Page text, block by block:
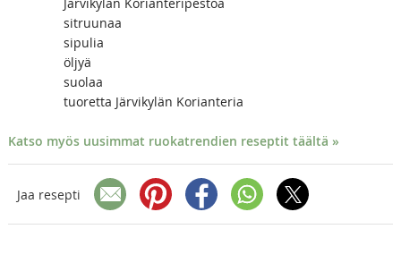
sitruunaa
sipulia
öljyä
suolaa
tuoretta Järvikylän Korianteria
Katso myös uusimmat ruokatrendien reseptit täältä »
Jaa resepti